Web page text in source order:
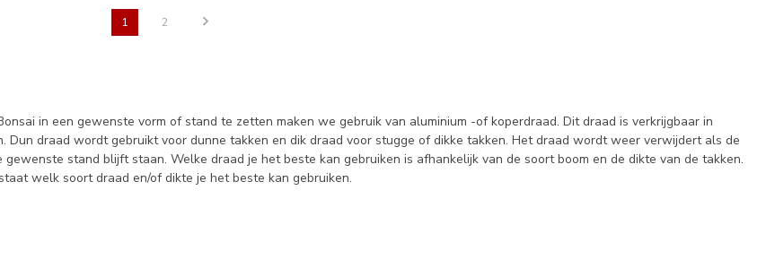
1 2
in een gewenste vorm of stand te zetten maken we gebruik van aluminium -of koperdraad. Dit draad is verkrijgbaar in
Dun draad wordt gebruikt voor dunne takken en dik draad voor stugge of dikke takken. Het draad wordt weer verwijdert als de
gewenste stand blijft staan. Welke draad je het beste kan gebruiken is afhankelijk van de soort boom en de dikte van de takken.
welk soort draad en/of dikte je het beste kan gebruiken.